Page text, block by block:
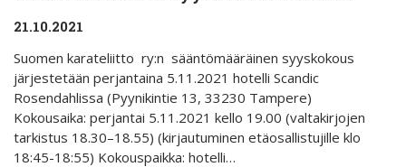
21.10.2021
Suomen karateliitto ry:n sääntömääräinen syyskokous
järjestetään perjantaina 5.11.2021 hotelli Scandic
Rosendahlissa (Pyynikintie 13, 33230 Tampere)
Kokousaika: perjantai 5.11.2021 kello 19.00 (valtakirjojen
tarkistus 18.30–18.55) (kirjautuminen etäosallistujille klo
18:45-18:55) Kokouspaikka: hotelli…